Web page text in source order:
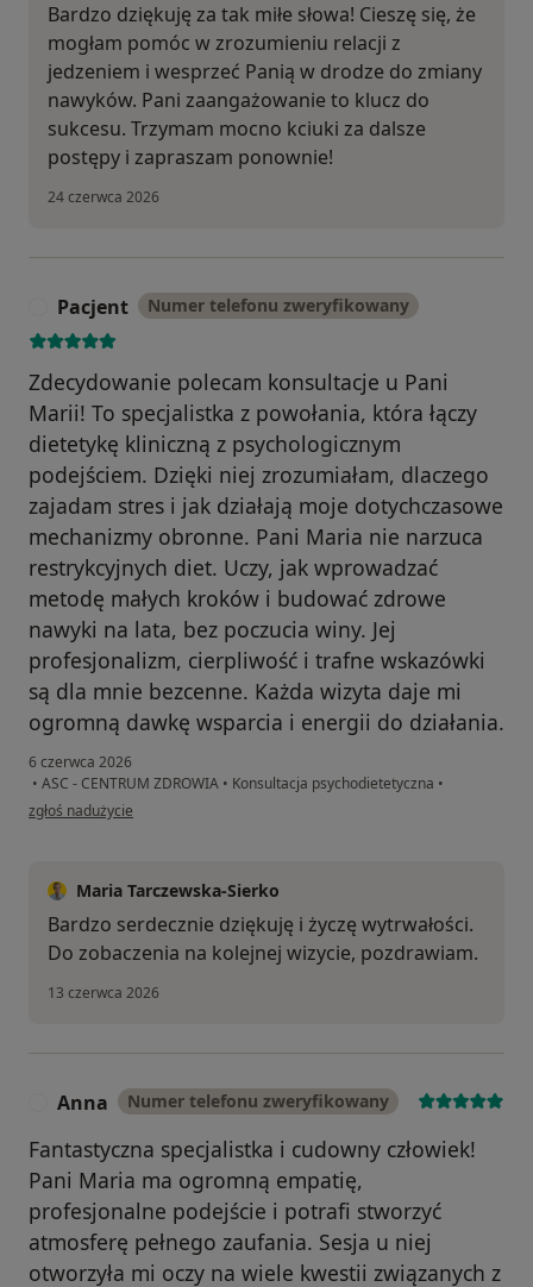
Bardzo dziękuję za tak miłe słowa! Cieszę się, że
mogłam pomóc w zrozumieniu relacji z
jedzeniem i wesprzeć Panią w drodze do zmiany
nawyków. Pani zaangażowanie to klucz do
sukcesu. Trzymam mocno kciuki za dalsze
postępy i zapraszam ponownie!
24 czerwca 2026
Pacjent Numer telefonu zweryfikowany
Zdecydowanie polecam konsultacje u Pani
Marii! To specjalistka z powołania, która łączy
dietetykę kliniczną z psychologicznym
podejściem. Dzięki niej zrozumiałam, dlaczego
zajadam stres i jak działają moje dotychczasowe
mechanizmy obronne. Pani Maria nie narzuca
restrykcyjnych diet. Uczy, jak wprowadzać
metodę małych kroków i budować zdrowe
nawyki na lata, bez poczucia winy. Jej
profesjonalizm, cierpliwość i trafne wskazówki
są dla mnie bezcenne. Każda wizyta daje mi
ogromną dawkę wsparcia i energii do działania.
6 czerwca 2026
• ASC - CENTRUM ZDROWIA • Konsultacja psychodietetyczna •
w opinii użytkownika Pacjent
zgłoś nadużycie
Maria Tarczewska-Sierko
Bardzo serdecznie dziękuję i życzę wytrwałości.
Do zobaczenia na kolejnej wizycie, pozdrawiam.
13 czerwca 2026
Anna Numer telefonu zweryfikowany
Fantastyczna specjalistka i cudowny człowiek!
Pani Maria ma ogromną empatię,
profesjonalne podejście i potrafi stworzyć
atmosferę pełnego zaufania. Sesja u niej
otworzyła mi oczy na wiele kwestii związanych z